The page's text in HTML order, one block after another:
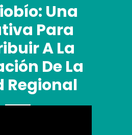
Una
Para
A La
De La
Regional